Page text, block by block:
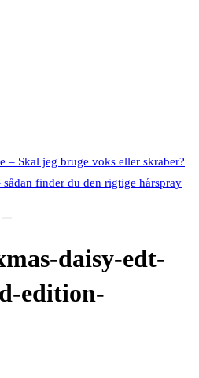
– Skal jeg bruge voks eller skraber?
finder du den rigtige hårspray
daisy-edt-
edition-